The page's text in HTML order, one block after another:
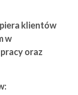
klientów
w
oraz